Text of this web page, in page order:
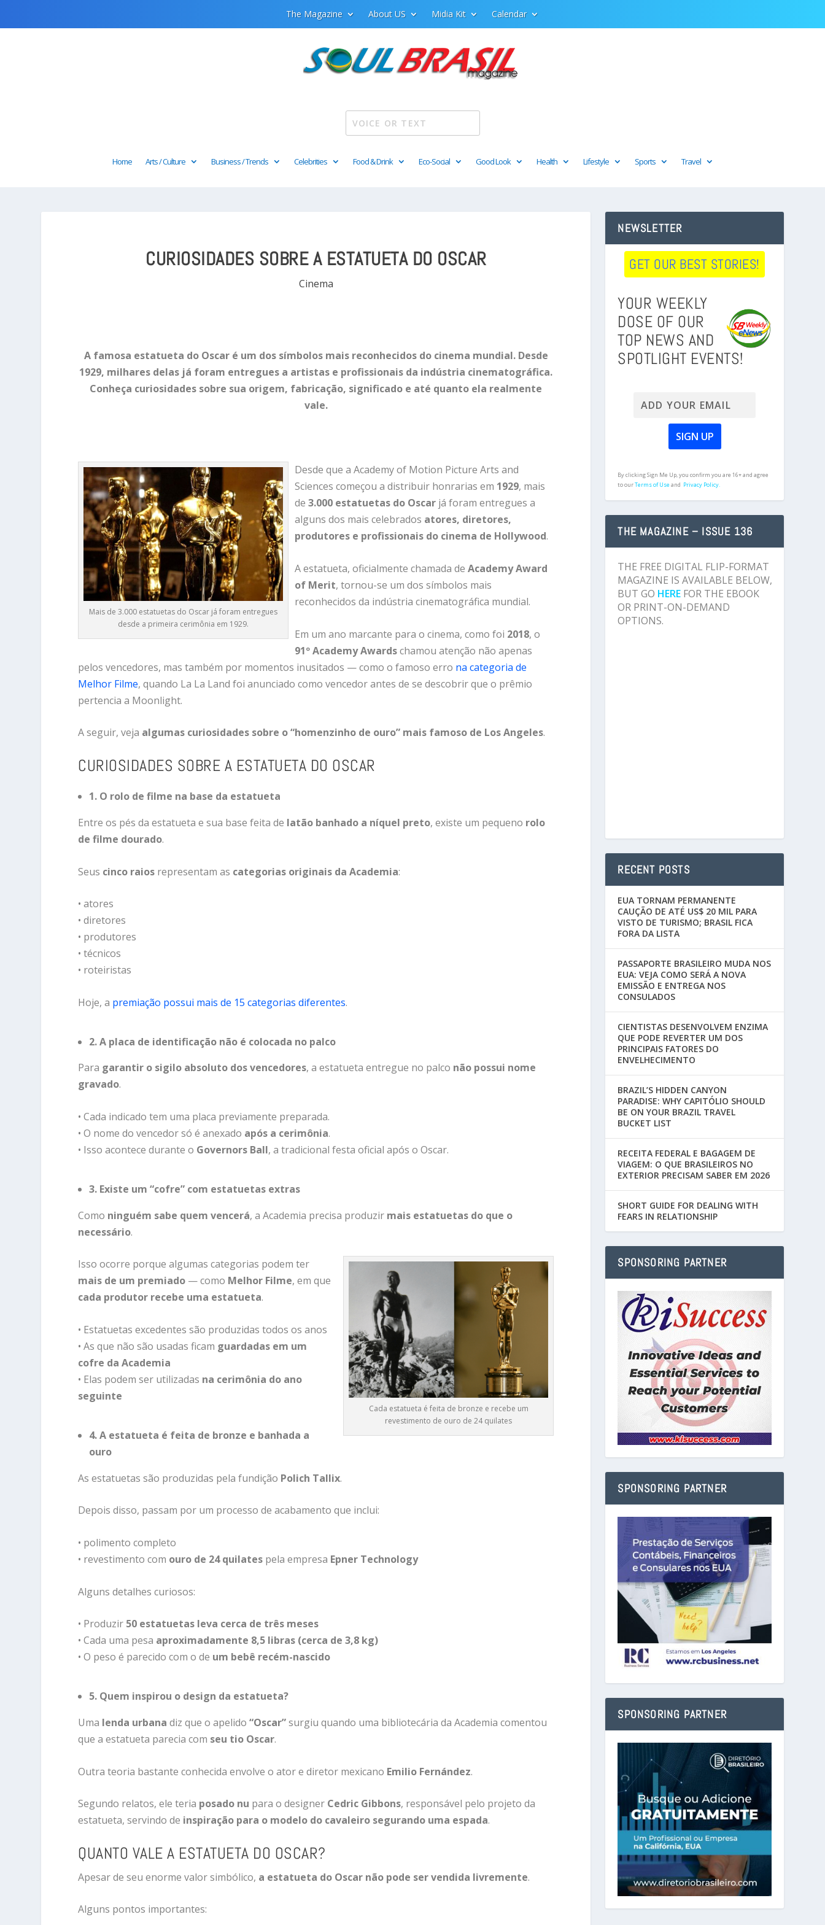
The Magazine About US Midia Kit Calendar
Home Arts / Culture Business / Trends Celebrities Food & Drink Eco-Social Good Look Health Lifestyle Sports Travel
CURIOSIDADES SOBRE A ESTATUETA DO OSCAR
Cinema
A famosa estatueta do Oscar é um dos símbolos mais reconhecidos do cinema mundial. Desde
1929, milhares delas já foram entregues a artistas e profissionais da indústria cinematográfica.
Conheça curiosidades sobre sua origem, fabricação, significado e até quanto ela realmente
vale.
Mais de 3.000 estatuetas do Oscar já foram entregues
desde a primeira cerimônia em 1929.
DesdequeaAcademy of Motion Picture Arts and
Sciences começouadistribuir honrariasem 1929, mais
de3.000 estatuetas do Oscar jáforamentreguesa
algunsdos maiscelebrados atores, diretores,
produtores e profissionais do cinema de Hollywood.
Aestatueta,oficialmentechamadadeAcademyAward
of Merit,tornou-se umdossímbolos mais
reconhecidosda indústriacinematográfica mundial.
Em umano marcante paraocinema,comofoi 2018,o
91ºAcademyAwardschamouatenção nãoapenas
pelosvencedores, mastambém por momentos inusitados —comoofamosoerro nacategoriade
Melhor Filme,quando La La Land foianunciadocomovencedorantesdesedescobrirqueo prêmio
pertenciaa Moonlight.
Aseguir,veja algumas curiosidades sobre o “homenzinho de ouro” mais famoso de LosAngeles.
CURIOSIDADES SOBRE A ESTATUETA DO OSCAR
1. O rolo defilme na base da estatueta
Entreos pésdaestatuetaesua basefeitade latão banhado a níquel preto,existe um pequeno rolo
defilme dourado.
Seus cinco raios representamas categorias originais daAcademia:
•atores
•diretores
• produtores
•técnicos
• roteiristas
Hoje,a premiação possui maisde 15categoriasdiferentes.
2.A placa de identificação não é colocada no palco
Para garantir o sigilo absoluto dosvencedores,aestatuetaentregue no palco não possui nome
gravado.
•Cada indicadotem uma placa previamente preparada.
•O nomedovencedorsóéanexado após a cerimônia.
• Issoaconteceduranteo Governors Ball,atradicionalfestaoficialapósoOscar.
3. Existe um “cofre” com estatuetas extras
Como ninguém sabe quemvencerá,aAcademia precisa produzir mais estatuetas do que o
necessário.
Cada estatueta é feita de bronze e recebe um
revestimento de ouro de 24 quilates
Issoocorre porquealgumascategorias podemter
mais de um premiado —como Melhor Filme,emque
cada produtor recebe uma estatueta.
• Estatuetasexcedentessão produzidastodososanos
•Asque nãosão usadasficam guardadas em um
cofre daAcademia
• Elas podemser utilizadas na cerimônia do ano
seguinte
4.A estatueta é feita de bronze e banhada a
ouro
Asestatuetassão produzidas pelafundição Polich Tallix.
Depoisdisso, passam por um processodeacabamentoque inclui:
• polimentocompleto
• revestimentocom ouro de 24quilates pelaempresa Epner Technology
Algunsdetalhescuriosos:
• Produzir 50 estatuetas leva cerca de três meses
•Cada uma pesa aproximadamente 8,5 libras (cerca de3,8 kg)
•O pesoé parecidocomode um bebê recém-nascido
5. Quem inspirou o design da estatueta?
Uma lenda urbana dizqueoapelido“Oscar”surgiuquando uma bibliotecáriadaAcademiacomentou
queaestatueta pareciacom seu tio Oscar.
Outrateoria bastanteconhecidaenvolveoatorediretor mexicano Emilio Fernández.
Segundo relatos,eleteria posado nu paraodesigner Cedric Gibbons, responsável pelo projetoda
estatueta,servindode inspiração para o modelo do cavaleiro segurando uma espada.
QUANTO VALEA ESTATUETA DO OSCAR?
Apesardeseuenormevalorsimbólico, a estatueta do Oscar não pode servendida livremente.
Alguns pontos importantes:
NEWSLETTER
GET OUR BEST STORIES!
YOUR WEEKLY
DOSE OF OUR
TOP NEWS AND
SPOTLIGHT EVENTS!
By clicking Sign Me Up, you confirm you are 16+ and agree
to ourTerms of Useand Privacy Policy.
THE MAGAZINE – ISSUE 136
THE FREE DIGITAL FLIP-FORMAT
MAGAZINE IS AVAILABLE BELOW,
BUT GO HERE FOR THE EBOOK
OR PRINT-ON-DEMAND
OPTIONS.
RECENT POSTS
EUA TORNAM PERMANENTE
CAUÇÃO DE ATÉ US$ 20 MIL PARA
VISTO DE TURISMO; BRASIL FICA
FORA DA LISTA
PASSAPORTE BRASILEIRO MUDA NOS
EUA: VEJA COMO SERÁ A NOVA
EMISSÃO E ENTREGA NOS
CONSULADOS
CIENTISTAS DESENVOLVEM ENZIMA
QUE PODE REVERTER UM DOS
PRINCIPAIS FATORES DO
ENVELHECIMENTO
BRAZIL’S HIDDEN CANYON
PARADISE: WHY CAPITÓLIO SHOULD
BE ON YOUR BRAZIL TRAVEL
BUCKET LIST
RECEITA FEDERAL E BAGAGEM DE
VIAGEM: O QUE BRASILEIROS NO
EXTERIOR PRECISAM SABER EM 2026
SHORT GUIDE FOR DEALING WITH
FEARS IN RELATIONSHIP
SPONSORING PARTNER
SPONSORING PARTNER
SPONSORING PARTNER